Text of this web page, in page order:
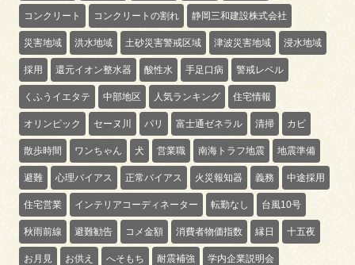
コンクリート コンクリートの割れ 静岡三和建設株式会社
災害地域 洪水地域 土砂災害警戒区域 津波災害地域 浸水地域
採用 還元イオン整水器 酸性水 手足口病 警戒レベル
くふうイエタテ 中部地区 人気ランキング 住宅情報
オリンピック セーヌ川 パリ 富士通ゼネラル 清掃 カビ
散歩時間 ワンちゃん 犬 営業職 南海トラフ地震 地震準備
避難 心理バイアス 正常バイアス 火災報知器 義務 中途採用
住宅営業 インテリアコーディネーター 転勤なし 台風10号
秋雨前線 避難勧告 コメ金額 消費者物価指数 縁日 十五夜
お月見 お供え へそもち 耐震補強 学内企業説明会